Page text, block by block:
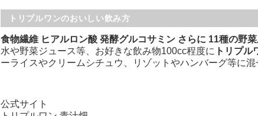
トリプルワンのおいしい飲み方
食物繊維 ヒアルロン酸 発酵グルコサミン さらに 11種の野
水や野菜ジュース等、お好きな飲み物100cc程度に トリプル
ーライスやクリームシチュウ、リゾットやハンバーグ等に
公式サイト